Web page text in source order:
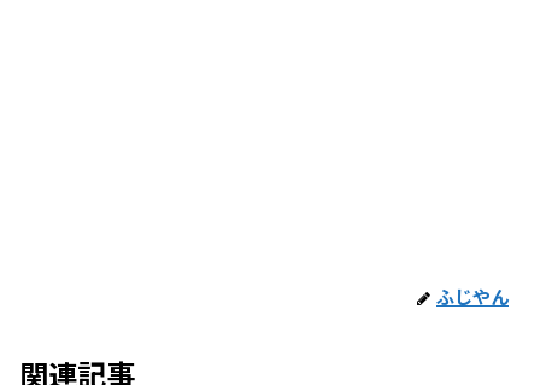
ふじやん
関連記事